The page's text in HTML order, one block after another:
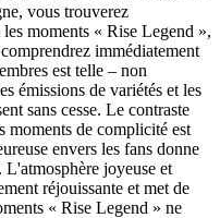
vous trouverez
moments « Rise Legend »,
immédiatement
est telle – non
émissions de variétés et les
sans cesse. Le contraste
moments de complicité est
envers les fans donne
L'atmosphère joyeuse et
réjouissante et met de
« Rise Legend » ne